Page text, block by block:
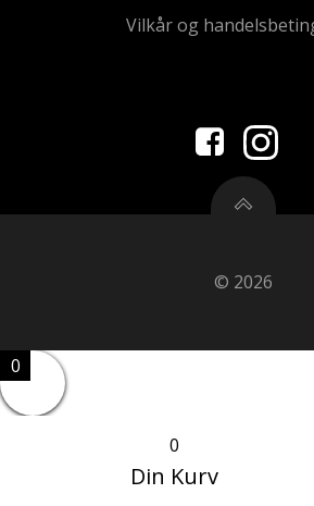
Vilkår og
© 2026
0
0
Din Kurv